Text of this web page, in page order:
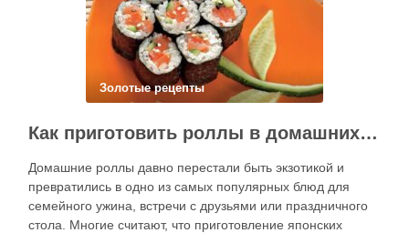
Золотые рецепты
Как приготовить роллы в домашних условиях?
Домашние роллы давно перестали быть экзотикой и
превратились в одно из самых популярных блюд для
семейного ужина, встречи с друзьями или праздничного
стола. Многие считают, что приготовление японских